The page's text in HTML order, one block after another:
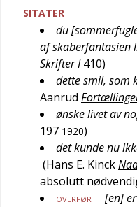
SITATER
du
af skaberfantasien
Skrifter I 410)
dette smil, som
Aanrud
ønske livet av
197 1920)
det kunde nu
(Hans E. Kinck
absolutt
OVERFØRT
[en]